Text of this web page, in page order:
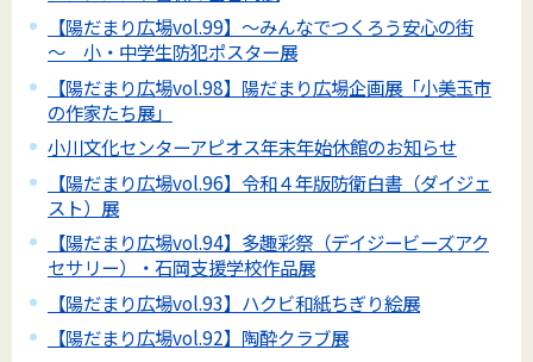
【陽だまり広場vol.99】～みんなでつくろう安心の街
～ 小・中学生防犯ポスター展
【陽だまり広場vol.98】陽だまり広場企画展「小美玉市
の作家たち展」
小川文化センターアピオス年末年始休館のお知らせ
【陽だまり広場vol.96】令和４年版防衛白書（ダイジェ
スト）展
【陽だまり広場vol.94】多趣彩祭（デイジービーズアク
セサリー）・石岡支援学校作品展
【陽だまり広場vol.93】ハクビ和紙ちぎり絵展
【陽だまり広場vol.92】陶酔クラブ展